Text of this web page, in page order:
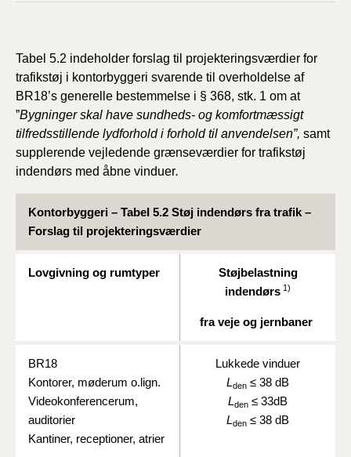
Tabel 5.2 indeholder forslag til projekteringsværdier for
trafikstøj i kontorbyggeri svarende til overholdelse af
BR18’s generelle bestemmelse i § 368, stk. 1 om at
”Bygninger skal have sundheds- og komfortmæssigt
tilfredsstillende lydforhold i forhold til anvendelsen”, samt
supplerende vejledende grænseværdier for trafikstøj
indendørs med åbne vinduer.
Kontorbyggeri – Tabel 5.2 Støj indendørs fra trafik –
Forslag til projekteringsværdier
Lovgivning og rumtyper
Støjbelastning
indendørs 1)
fra veje og jernbaner
BR18
Kontorer, møderum o.lign.
Videokonferencerum,
auditorier
Kantiner, receptioner, atrier
Lukkede vinduer
Lden ≤ 38 dB
Lden ≤ 33dB
Lden ≤ 38 dB